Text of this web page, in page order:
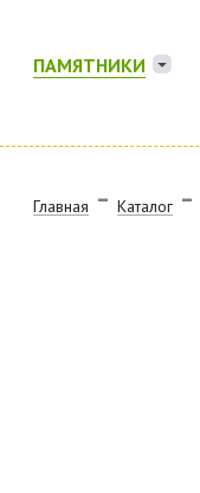
ПАМЯТНИКИ
Главная - Каталог -